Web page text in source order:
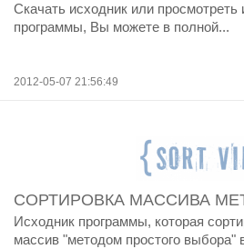
Скачать исходник или просмотреть
программы, Вы можете в полной...
2012-05-07 21:56:49
СОРТИРОВКА МАССИВА
Исходник программы, которая
массив "методом простого выбора"